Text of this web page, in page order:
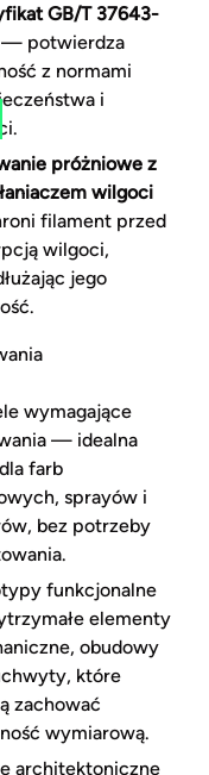
GB/T 37643-
potwierdza
z normami
i
próżniowe z
wilgoci
filament przed
wilgoci,
jego
wymagające
— idealna
farb
sprayów i
bez potrzeby
funkcjonalne
elementy
obudowy
które
zachować
wymiarową.
architektoniczne